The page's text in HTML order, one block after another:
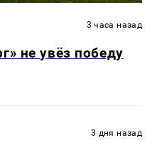
3 часа назад
не увёз победу
3 дня назад